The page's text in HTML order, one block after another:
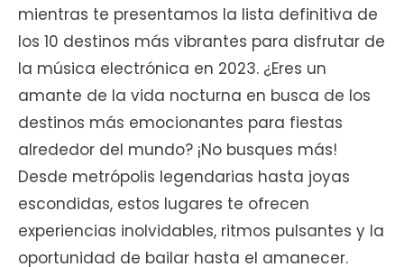
mientras te presentamos la lista definitiva de
los 10 destinos más vibrantes para disfrutar de
la música electrónica en 2023. ¿Eres un
amante de la vida nocturna en busca de los
destinos más emocionantes para fiestas
alrededor del mundo? ¡No busques más!
Desde metrópolis legendarias hasta joyas
escondidas, estos lugares te ofrecen
experiencias inolvidables, ritmos pulsantes y la
oportunidad de bailar hasta el amanecer.